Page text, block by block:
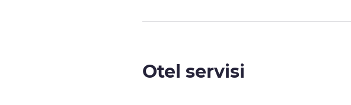
Otel servisi